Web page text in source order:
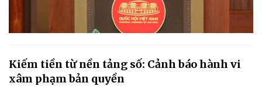
Kiếm tiền từ nền tảng số: Cảnh báo hành vi
xâm phạm bản quyền